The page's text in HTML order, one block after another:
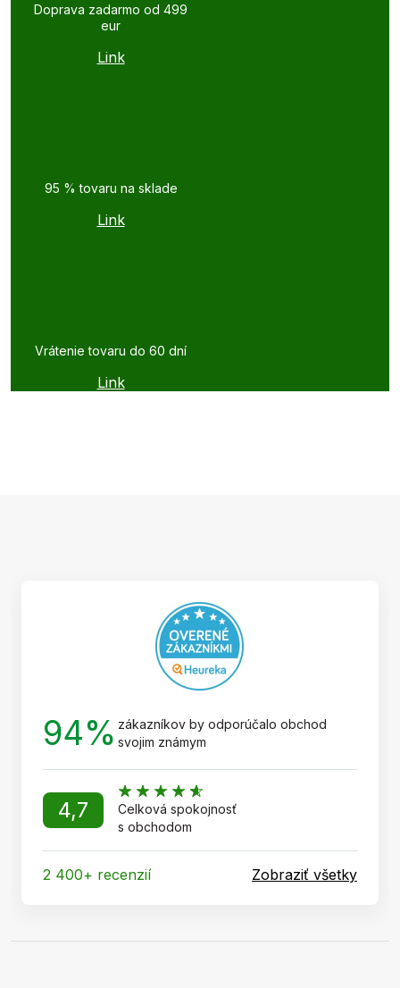
Doprava zadarmo od 499
eur
Link
95 % tovaru na sklade
Link
Vrátenie tovaru do 60 dní
Link
94% zákazníkov by odporúčalo obchod
svojim známym
4,7
Celková spokojnosť
s obchodom
2 400+ recenzií Zobraziť všetky